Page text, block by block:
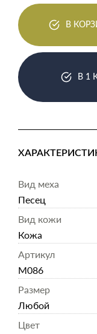
В
В 1
Вид меха
Песец
Вид кожи
Кожа
Артикул
M086
Размер
Любой
Цвет